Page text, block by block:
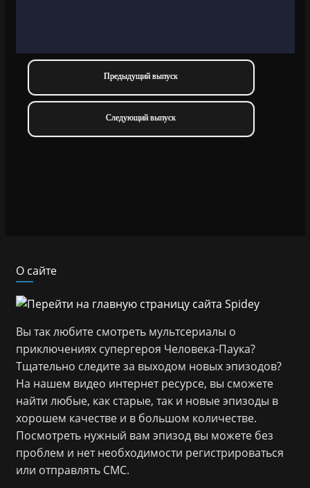
Предыдущий выпуск
Следующий выпуск
О сайте
Вы так любите смотреть мультсериалы о
приключениях супергероя Человека-Паука?
Тщательно следите за выходом новых эпизодов?
На нашем видео интернет ресурсе, вы сможете
найти любые, как старые, так и новые эпизоды в
хорошем качестве и в большом количестве.
Посмотреть нужный вам эпизод вы можете без
проблем и нет необходимости регистрироваться
или отправлять СМС.